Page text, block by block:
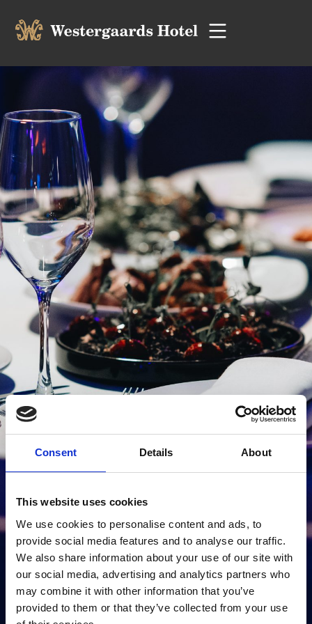
Consent Details About
This website uses cookies
We use cookies to personalise content and ads, to
provide social media features and to analyse our traffic.
We also share information about your use of our site with
our social media, advertising and analytics partners who
may combine it with other information that you’ve
provided to them or that they’ve collected from your use
Middag inden Stig Rossen